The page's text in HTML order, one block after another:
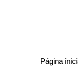
Página